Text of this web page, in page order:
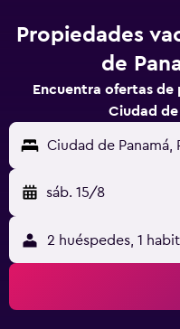
Propiedades
de
Encuentra ofertas de
Ciudad de
Ciudad de Panamá,
sáb. 15/8
2 huéspedes, 1